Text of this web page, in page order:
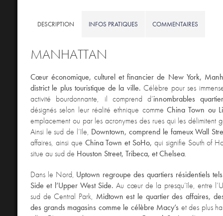
DESCRIPTION INFOS PRATIQUES COMMENTAIRES
MANHATTAN
Cœur économique, culturel et financier de New York,
district le plus touristique de la ville. Célèbre pour ses
activité bourdonnante, il comprend d’innombrables
désignés selon leur réalité ethnique comme China Town ou
emplacement ou par les acronymes des rues qui les délimitent
Ainsi le sud de l’île, Downtown, comprend le fameux Wall
affaires, ainsi que China Town et SoHo, qui signifie South of
situe au sud de Houston Street, Tribeca, et Chelsea.
Dans le Nord, Uptown regroupe des quartiers résidentiels
Side et l’Upper West Side. Au cœur de la presqu’île, entre
sud de Central Park, Midtown est le quartier des affaires,
des grands magasins comme le célèbre Macy’s et des plus